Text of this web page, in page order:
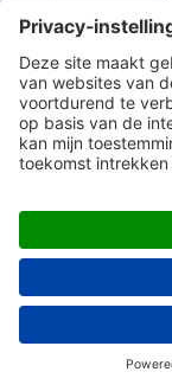
3199